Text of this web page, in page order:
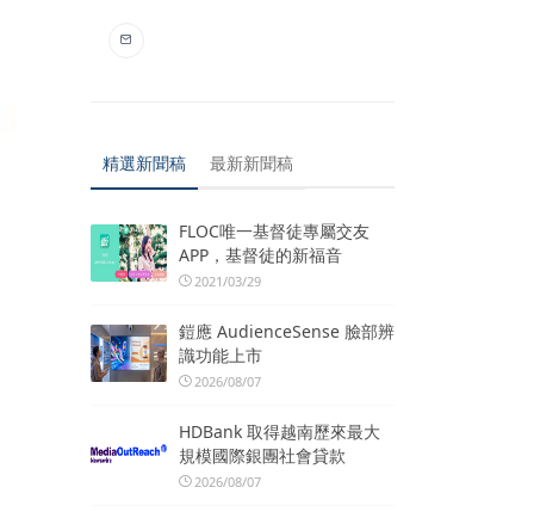
精選新聞稿 最新新聞稿
FLOC唯一基督徒專屬交友
APP，基督徒的新福音
2021/03/29
鎧應 AudienceSense 臉部辨
識功能上市
2026/08/07
HDBank 取得越南歷來最大
規模國際銀團社會貸款
2026/08/07